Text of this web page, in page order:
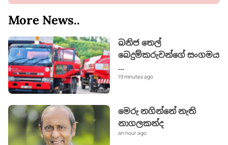
More News..
ඛනිජ තෙල්
බෙදුම්කරුවන්ගේ සංගමය
...
19 minutes ago
මෙරු නගින්නේ නැති
නාගලකන්ද
an hour ago